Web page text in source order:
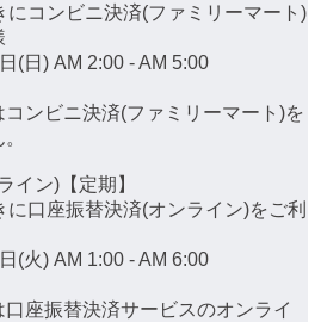
にコンビニ決済(ファミリーマート)
(日) AM 2:00 - AM 5:00
コンビニ決済(ファミリーマート)を
イン)【定期】
口座振替決済(オンライン)をご利
(火) AM 1:00 - AM 6:00
座振替決済サービスのオンライ